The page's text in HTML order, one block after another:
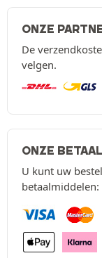
ONZE
De
velgen.
ONZE
U kunt uw
betaalmiddelen: